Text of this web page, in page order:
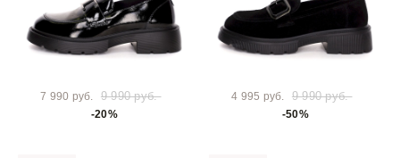
7 990 руб. 9 990 руб.
-20%
4 995 руб. 9 990 руб.
-50%